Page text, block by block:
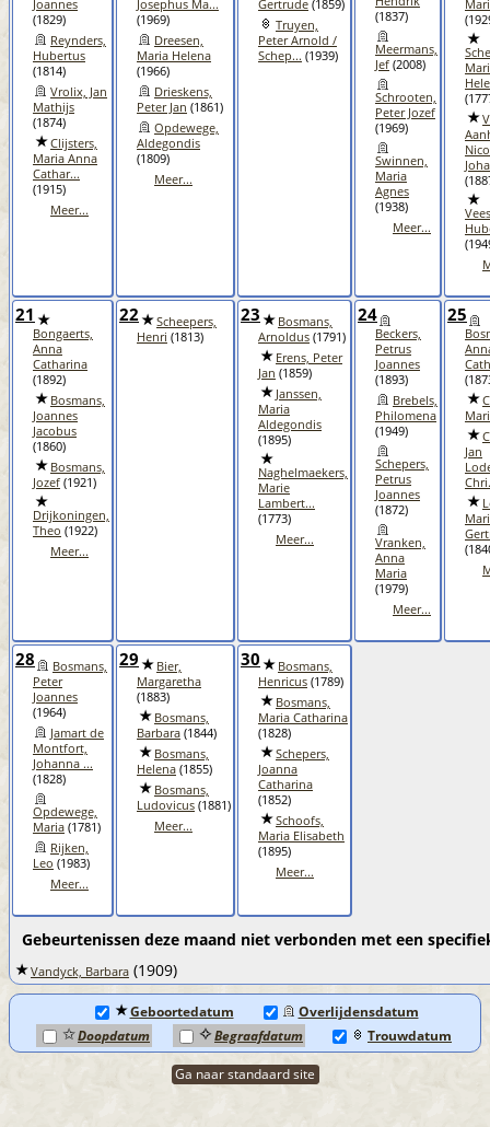
Joannes
(1829)
Reynders,
Hubertus
(1814)
Vrolix, Jan
Mathijs
(1874)
Clijsters,
Maria Anna
Cathar...
(1915)
Meer...
Josephus Ma...
(1969)
Dreesen,
Maria Helena
(1966)
Drieskens,
Peter Jan (1861)
Opdewege,
Aldegondis
(1809)
Meer...
Gertrude (1859)
Truyen,
Peter Arnold /
Schep... (1939)
(1837)
Meermans,
Jef (2008)
Schrooten,
Peter Jozef
(1969)
Swinnen,
Maria
Agnes
(1938)
Meer...
21
Bongaerts,
Anna
Catharina
(1892)
Bosmans,
Joannes
Jacobus
(1860)
Bosmans,
Jozef (1921)
Drijkoningen,
Theo (1922)
Meer...
22
Scheepers,
Henri (1813)
23
Bosmans,
Arnoldus (1791)
Erens, Peter
Jan (1859)
Janssen,
Maria
Aldegondis
(1895)
Naghelmaekers,
Marie
Lambert...
(1773)
Meer...
24
Beckers,
Petrus
Joannes
(1893)
Brebels,
Philomena
(1949)
Schepers,
Petrus
Joannes
(1872)
Vranken,
Anna
Maria
(1979)
Meer...
25
Jan
28
Bosmans,
Peter
Joannes
(1964)
Jamart de
Montfort,
Johanna ...
(1828)
Opdewege,
Maria (1781)
Rijken,
Leo (1983)
Meer...
29
Bier,
Margaretha
(1883)
Bosmans,
Barbara (1844)
Bosmans,
Helena (1855)
Bosmans,
Ludovicus (1881)
Meer...
30
Bosmans,
Henricus (1789)
Bosmans,
Maria Catharina
(1828)
Schepers,
Joanna
Catharina
(1852)
Schoofs,
Maria Elisabeth
(1895)
Meer...
Gebeurtenissen deze maand niet verbonden met een
Vandyck, Barbara (1909)
Geboortedatum
Overlijdensdatum
Doopdatum
Begraafdatum Trouwdatum
Ga naar standaard site